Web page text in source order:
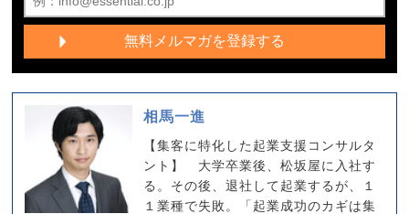
相馬一進
【集客に特化した起業支援コンサルタ
ント】 大学卒業後、松坂屋に入社す
る。その後、退社して起業するが、１
１業種で失敗。「起業成功のカギは集